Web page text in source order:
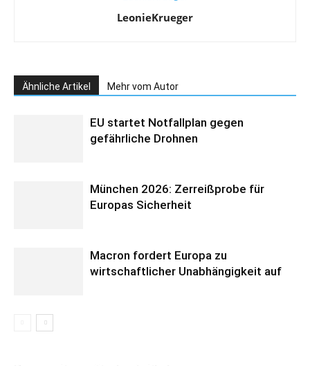
LeonieKrueger
Ähnliche Artikel Mehr vom Autor
EU startet Notfallplan gegen
gefährliche Drohnen
München 2026: Zerreißprobe für
Europas Sicherheit
Macron fordert Europa zu
wirtschaftlicher Unabhängigkeit auf